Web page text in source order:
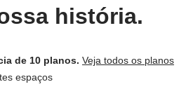
história.
de 10 planos. Veja todos os planos
espaços